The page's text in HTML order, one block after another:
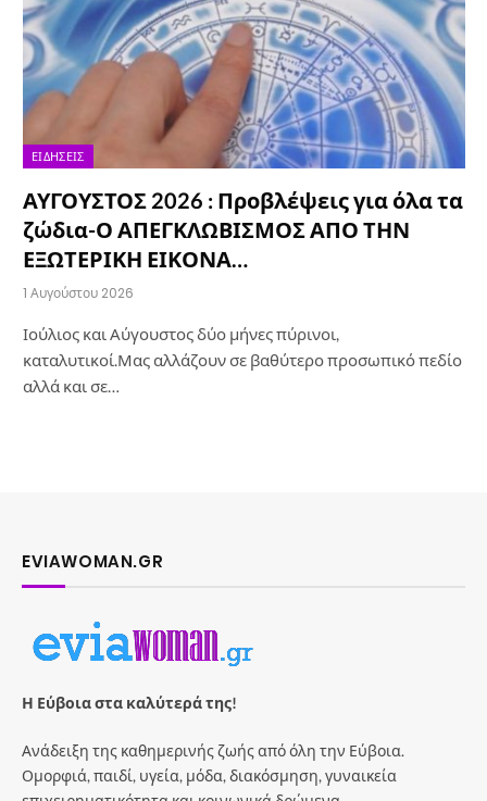
ΕΙΔΉΣΕΙΣ
ΑΥΓΟΥΣΤΟΣ 2026 : Προβλέψεις για όλα τα
ζώδια-Ο ΑΠΕΓΚΛΩΒΙΣΜΟΣ ΑΠΟ ΤΗΝ
ΕΞΩΤΕΡΙΚΗ ΕΙΚΟΝΑ…
1 Αυγούστου 2026
Ιούλιος και Αύγουστος δύο μήνες πύρινοι,
καταλυτικοί.Μας αλλάζουν σε βαθύτερο προσωπικό πεδίο
αλλά και σε…
EVIAWOMAN.GR
Η Εύβοια στα καλύτερά της!
Ανάδειξη της καθημερινής ζωής από όλη την Εύβοια.
Ομορφιά, παιδί, υγεία, μόδα, διακόσμηση, γυναικεία